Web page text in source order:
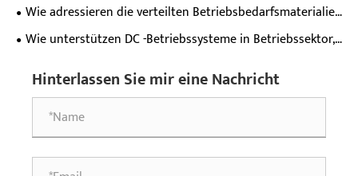
Wie adressieren die verteilten Betriebsbedarfsmaterialien
Stromversorgungsschmerzpunkte von dezentralen Geräten
über wichtige Felder hinweg?
Wie unterstützen DC -Betriebssysteme in Betriebssektor,
stabiler Gerätebetrieb?
Hinterlassen Sie mir eine Nachricht